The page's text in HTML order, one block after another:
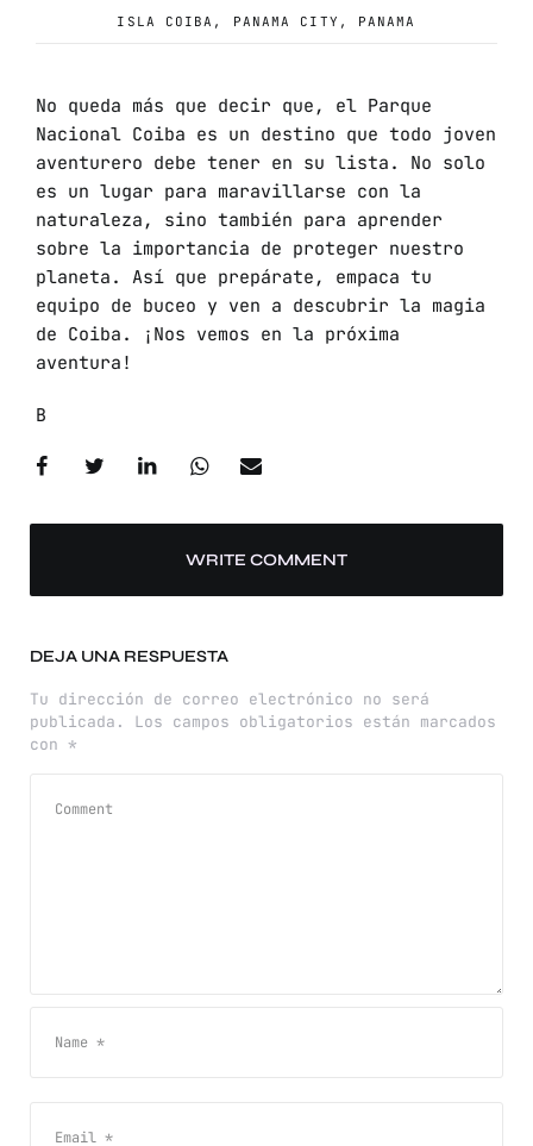
ISLA COIBA, PANAMA CITY, PANAMA
No queda más que decir que, el Parque
Nacional Coiba es un destino que todo joven
aventurero debe tener en su lista. No solo
es un lugar para maravillarse con la
naturaleza, sino también para aprender
sobre la importancia de proteger nuestro
planeta. Así que prepárate, empaca tu
equipo de buceo y ven a descubrir la magia
de Coiba. ¡Nos vemos en la próxima
aventura!
B
WRITE COMMENT
DEJA UNA RESPUESTA
Tu dirección de correo electrónico no será
publicada.
Los campos obligatorios están marcados
con *